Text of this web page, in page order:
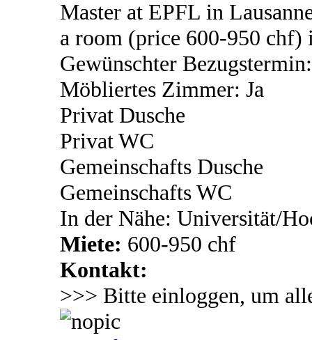
Master at EPFL in
a room (price 600-950 chf)
Gewünschter
Möbliertes Zimmer: Ja
Privat Dusche
Privat WC
Gemeinschafts Dusche
Gemeinschafts WC
In der Nähe: Universität/
Miete: 600-950 chf
Kontakt:
>>> Bitte einloggen, um